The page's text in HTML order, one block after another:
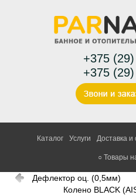
+375 (29)
+375 (29)
Каталог Услуги Доставка и
○ Товары
Дефлектор оц. (0,5мм)
Колено BLACK